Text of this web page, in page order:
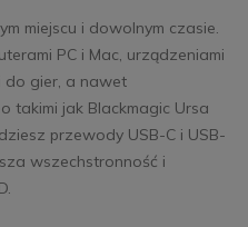
miejscu i dowolnym czasie.
PC i Mac, urządzeniami
do gier, a nawet
takimi jak Blackmagic Ursa
przewody USB-C i USB-
wszechstronność i